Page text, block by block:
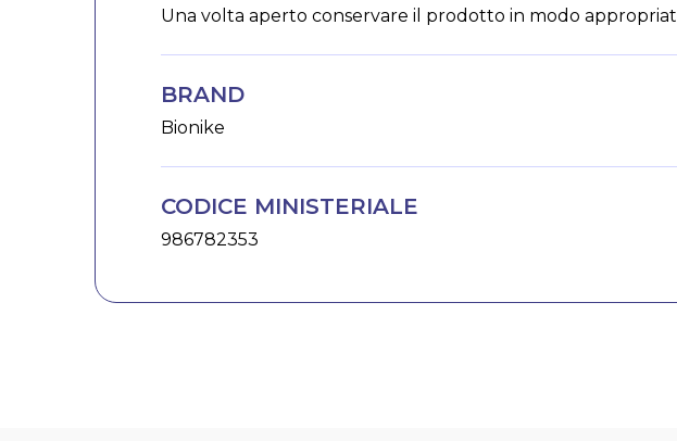
Una volta aperto conservare il prodotto in modo
BRAND
Bionike
CODICE MINISTERIALE
986782353